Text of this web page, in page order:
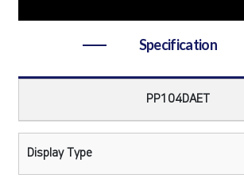
Specification
PP104DAET
Display Type